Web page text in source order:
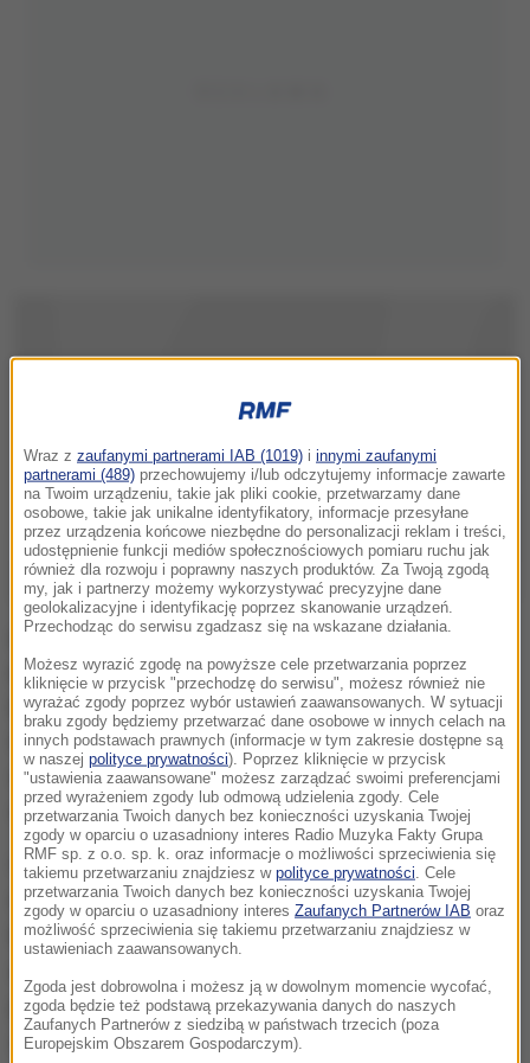
Do wypadku doszło dziś przed południem na Złotej
Karczmie w Gdańsku. Wiadomo, że 2-letni chłopiec
był w domu pod opieką ojca. Ten miał zostawić go
tylko na krótką chwilę, gdy wyszedł do łazienki. Gdy
wrócił dostrzegł, że dziecka nie ma. Wyjrzał przez
okno i na dole zauważył swoje dziecko.
Okazało się - na szczęście - że 2-letni maluch upadł
na trawnik przed budynkiem. Był przytomny gdy
lekarze zabierali go karetką do szpitala. Wstępne
poważnego się nie stało. Zostanie ono jednak w
szpitalu na obserwacji.
Wraz z zaufanymi partnerami IAB (1019) i innymi zaufanymi
partnerami (489) przechowujemy i/lub odczytujemy informacje zawarte
na Twoim urządzeniu, takie jak pliki cookie, przetwarzamy dane
osobowe, takie jak unikalne identyfikatory, informacje przesyłane
przez urządzenia końcowe niezbędne do personalizacji reklam i treści,
udostępnienie funkcji mediów społecznościowych pomiaru ruchu jak
również dla rozwoju i poprawny naszych produktów. Za Twoją zgodą
my, jak i partnerzy możemy wykorzystywać precyzyjne dane
geolokalizacyjne i identyfikację poprzez skanowanie urządzeń.
Przechodząc do serwisu zgadzasz się na wskazane działania.
Możesz wyrazić zgodę na powyższe cele przetwarzania poprzez
kliknięcie w przycisk "przechodzę do serwisu", możesz również nie
wyrażać zgody poprzez wybór ustawień zaawansowanych. W sytuacji
braku zgody będziemy przetwarzać dane osobowe w innych celach na
innych podstawach prawnych (informacje w tym zakresie dostępne są
w naszej polityce prywatności). Poprzez kliknięcie w przycisk
"ustawienia zaawansowane" możesz zarządzać swoimi preferencjami
przed wyrażeniem zgody lub odmową udzielenia zgody. Cele
przetwarzania Twoich danych bez konieczności uzyskania Twojej
zgody w oparciu o uzasadniony interes Radio Muzyka Fakty Grupa
RMF sp. z o.o. sp. k. oraz informacje o możliwości sprzeciwienia się
takiemu przetwarzaniu znajdziesz w polityce prywatności . Cele
przetwarzania Twoich danych bez konieczności uzyskania Twojej
zgody w oparciu o uzasadniony interes Zaufanych Partnerów IAB oraz
możliwość sprzeciwienia się takiemu przetwarzaniu znajdziesz w
ustawieniach zaawansowanych.
Zgoda jest dobrowolna i możesz ją w dowolnym momencie wycofać,
zgoda będzie też podstawą przekazywania danych do naszych
Zaufanych Partnerów z siedzibą w państwach trzecich (poza
Europejskim Obszarem Gospodarczym).